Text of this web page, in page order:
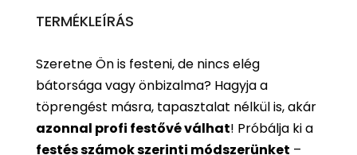
TERMÉKLEÍRÁS
Szeretne Ön is festeni, de nincs elég
bátorsága vagy önbizalma? Hagyja a
töprengést másra, tapasztalat nélkül is, akár
azonnal profi festővé válhat! Próbálja ki a
festés számok szerinti módszerünket –